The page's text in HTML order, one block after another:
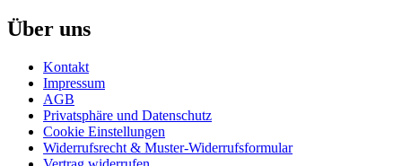
Über uns
Kontakt
Impressum
AGB
Privatsphäre und Datenschutz
Cookie Einstellungen
Widerrufsrecht & Muster-Widerrufsformular